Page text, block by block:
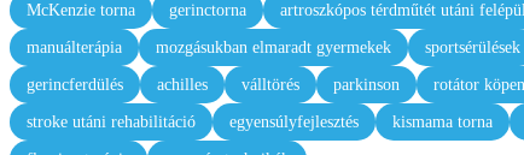
McKenzie torna gerinctorna artroszkópos térdműtét utáni
manuálterápia mozgásukban elmaradt gyermekek sportsérülések
gerincferdülés achilles válltörés parkinson rotátor
stroke utáni rehabilitáció egyensúlyfejlesztés kismama torna